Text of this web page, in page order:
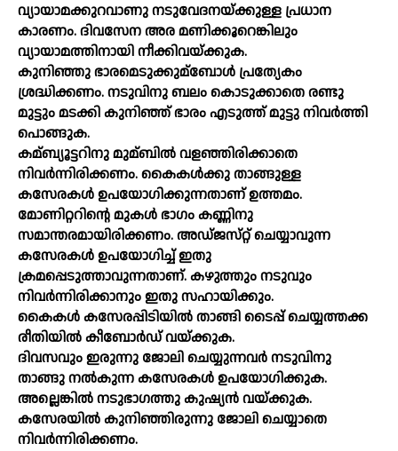
വ്യായാമക്കുറവാണു നടുവേദനയ്‌ക്കുള്ള പ്രധാന
കാരണം. ദിവസേന അര മണിക്കൂറെങ്കിലും
വ്യായാമത്തിനായി നീക്കിവയ്‌ക്കുക.
കുനിഞ്ഞു ഭാരമെടുക്കുമ്ബോള്‍ പ്രത്യേകം
ശ്രദ്ധിക്കണം. നടുവിനു ബലം കൊടുക്കാതെ രണ്ടു
മുട്ടും മടക്കി കുനിഞ്ഞ്‌ ഭാരം എടുത്ത്‌ മുട്ടു നിവര്‍ത്തി
പൊങ്ങുക.
കമ്ബ്യൂട്ടറിനു മുമ്ബില്‍ വളഞ്ഞിരിക്കാതെ
നിവര്‍ന്നിരിക്കണം. കൈകള്‍ക്കു താങ്ങുള്ള
കസേരകള്‍ ഉപയോഗിക്കുന്നതാണ്‌ ഉത്തമം.
മോണിറ്ററിന്റെ മുകള്‍ ഭാഗം കണ്ണിനു
സമാന്തരമായിരിക്കണം. അഡ്‌ജസ്‌റ്റ് ചെയ്യാവുന്ന
കസേരകള്‍ ഉപയോഗിച്ച്‌ ഇതു
ക്രമപ്പെടുത്താവുന്നതാണ്‌. കഴുത്തും നടുവും
നിവര്‍ന്നിരിക്കാനും ഇതു സഹായിക്കും.
കൈകള്‍ കസേരപ്പിടിയില്‍ താങ്ങി ടൈപ്പ്‌ ചെയ്യത്തക്ക
രീതിയില്‍ കീബോര്‍ഡ്‌ വയ്‌ക്കുക.
ദിവസവും ഇരുന്നു ജോലി ചെയ്യുന്നവര്‍ നടുവിനു
താങ്ങു നല്‍കുന്ന കസേരകള്‍ ഉപയോഗിക്കുക.
അല്ലെങ്കില്‍ നടുഭാഗത്തു കുഷ്യന്‍ വയ്‌ക്കുക.
കസേരയില്‍ കുനിഞ്ഞിരുന്നു ജോലി ചെയ്യാതെ
നിവര്‍ന്നിരിക്കണം.